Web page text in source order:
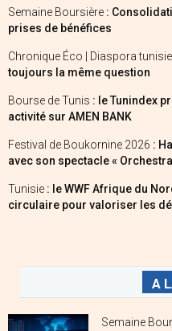
Semaine Boursière :
prises de bénéfices
Chronique Éco | Diaspora
toujours la même question
Bourse de Tunis : le Tunindex
activité sur AMEN BANK
Festival de Boukornine 2026 :
avec son spectacle «
Tunisie : le WWF Afrique du
circulaire pour valoriser les
A
Semaine